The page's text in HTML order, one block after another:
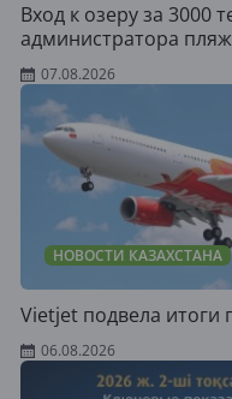
Вход к озеру за 3000
администратора
07.08.2026
НОВОСТИ КАЗАХСТАНА
Vietjet подвела итоги
06.08.2026